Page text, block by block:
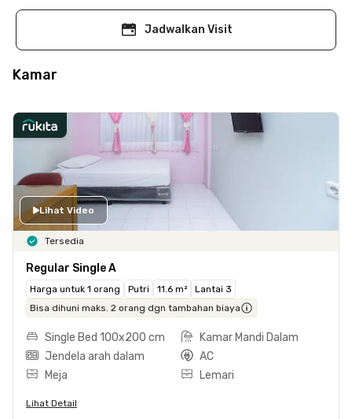
Jadwalkan Visit
Kamar
Lihat Video
Tersedia
Regular Single A
Harga untuk 1 orang Putri 11.6 m²
Lantai 3
Bisa dihuni maks. 2 orang dgn tambahan biaya
Single Bed 100x200 cm
Kamar Mandi Dalam
Jendela arah dalam
AC
Meja
Lemari
Lihat Detail